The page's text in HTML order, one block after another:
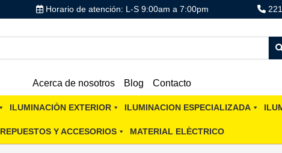
Horario de atención: L-S 9:00am a 7:00pm
Acerca de nosotros Blog Contacto
ILUMINACIÒN EXTERIOR ILUMINACION ESPECIALIZADA
REPUESTOS Y ACCESORIOS MATERIAL ELÈCTRICO